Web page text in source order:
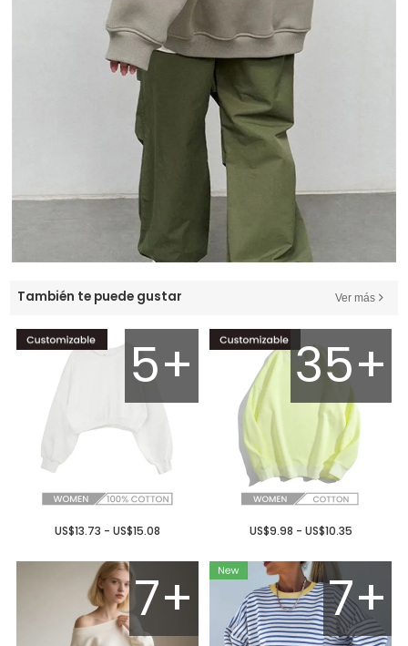
También te puede gustar Ver más
5+
US$13.73 - US$15.08
35+
US$9.98 - US$10.35
7+ 7+